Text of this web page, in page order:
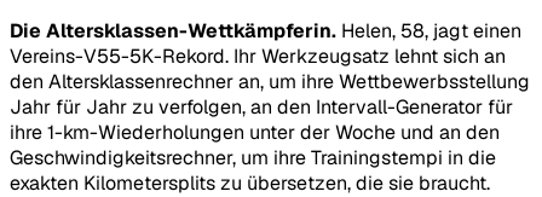
Die Altersklassen-Wettkämpferin. Helen, 58, jagt einen
Vereins-V55-5K-Rekord. Ihr Werkzeugsatz lehnt sich an
den Altersklassenrechner an, um ihre Wettbewerbsstellung
Jahr für Jahr zu verfolgen, an den Intervall-Generator für
ihre 1-km-Wiederholungen unter der Woche und an den
Geschwindigkeitsrechner, um ihre Trainingstempi in die
exakten Kilometersplits zu übersetzen, die sie braucht.